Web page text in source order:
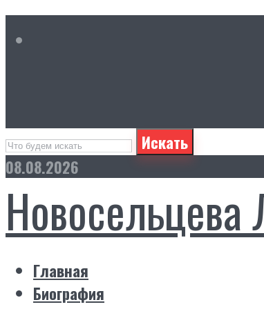
Искать
08.08.2026
Главная
Биография